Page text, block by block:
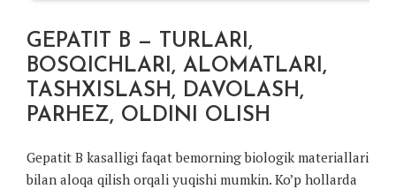
GEPATIT B — TURLARI,
BOSQICHLARI, ALOMATLARI,
TASHXISLASH, DAVOLASH,
PARHEZ, OLDINI OLISH
Gepatit B kasalligi faqat bemorning biologik materiallari
bilan aloqa qilish orqali yuqishi mumkin. Ko’p hollarda